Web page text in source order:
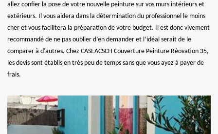
allez confier la pose de votre nouvelle peinture sur vos murs intérieurs et
extérieurs. Il vous aidera dans la détermination du professionnel le moins
cher et vous facilitera la préparation de votre budget. Il est donc vivement
recommandé de ne pas oublier d’en demander et l’idéal serait de le
comparer à d’autres. Chez CASEACSCH Couverture Peinture Réovation 35,
les devis sont établis en très peu de temps sans que vous ayez à payer de
frais.